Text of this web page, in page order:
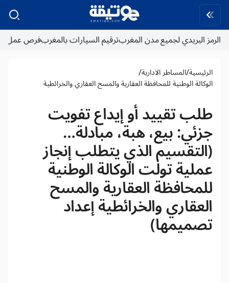
الرمز البريدي لجميع مدن المغربترقيم السيارات بالمغربفرص عمل
الرئيسية/المساطر الادارية/
الوكالة الوطنية للمحافظة العقارية والمسح العقاري والخرائطية
طلب تقييد أو إيداع تفويت
جزئي: بيع، هبة، مبادلة…
(التقسيم الذي يتطلب إنجاز
عملية تولت الوكالة الوطنية
للمحافظة العقارية والمسح
العقاري والخرائطية إعداد
تصميمها)